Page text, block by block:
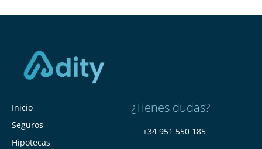
Inicio
Seguros
Hipotecas
¿Tienes dudas?
+34 951 550 185